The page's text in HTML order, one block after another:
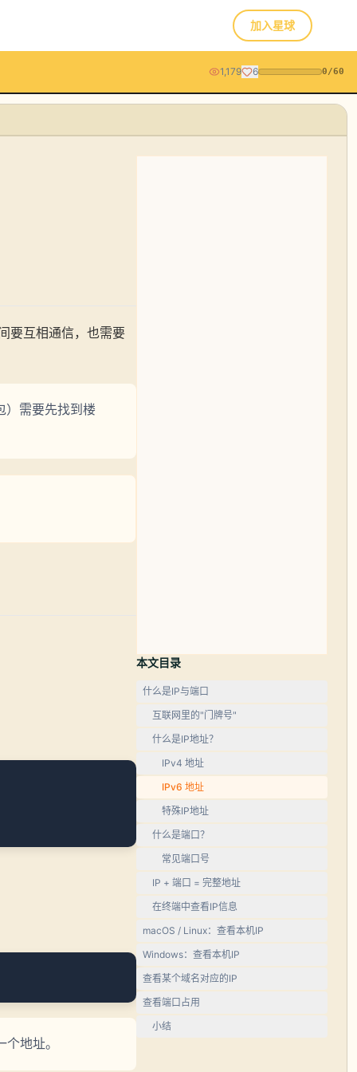
加入星球
1,179 6 0/60
要互相通信，也需要
）需要先找到楼
地址。
本文目录
什么是IP与端口
互联网里的"门牌号"
什么是IP地址？
IPv4 地址
IPv6 地址
特殊IP地址
什么是端口？
常见端口号
IP + 端口 = 完整地址
在终端中查看IP信息
macOS / Linux：查看本机IP
Windows：查看本机IP
查看某个域名对应的IP
查看端口占用
小结